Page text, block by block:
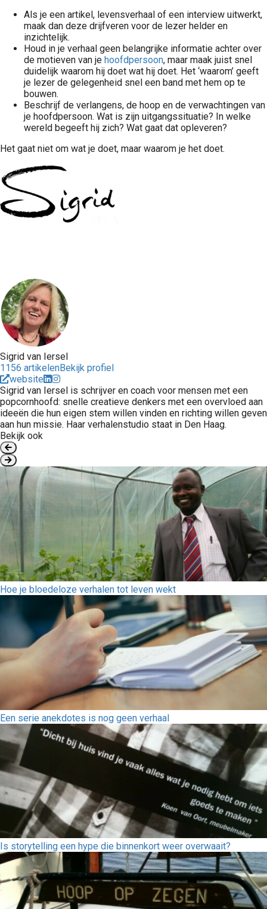
Als je een artikel, levensverhaal of een interview uitwerkt,
maak dan deze drijfveren voor de lezer helder en
inzichtelijk.
Houd in je verhaal geen belangrijke informatie achter over
de motieven van je hoofdpersoon, maar maak juist snel
duidelijk waarom hij doet wat hij doet. Het ‘waarom’ geeft
je lezer de gelegenheid snel een band met hem op te
bouwen.
Beschrijf de verlangens, de hoop en de verwachtingen van
je hoofdpersoon. Wat is zijn uitgangssituatie? In welke
wereld begeeft hij zich? Wat gaat dat opleveren?
Het gaat niet om wat je doet, maar waarom je het doet.
Sigrid van Iersel
1156 artikelenBekijk profiel
website
Sigrid van Iersel is schrijver en coach voor mensen met een
popcornhoofd: snelle creatieve denkers met een overvloed aan
ideeën die hun eigen stem willen vinden en richting willen geven
aan hun missie. Haar verhalenstudio staat in Den Haag.
Bekijk ook
Hoe je bloedeloze verhalen tot leven wekt
Een serie anekdotes is nog geen verhaal
Is storytelling een hype die binnenkort weer overwaait?